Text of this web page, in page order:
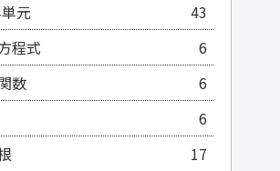
元
43
程式
6
数
6
6
17